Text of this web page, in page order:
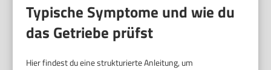
Typische Symptome und wie du
das Getriebe prüfst
Hier findest du eine strukturierte Anleitung, um